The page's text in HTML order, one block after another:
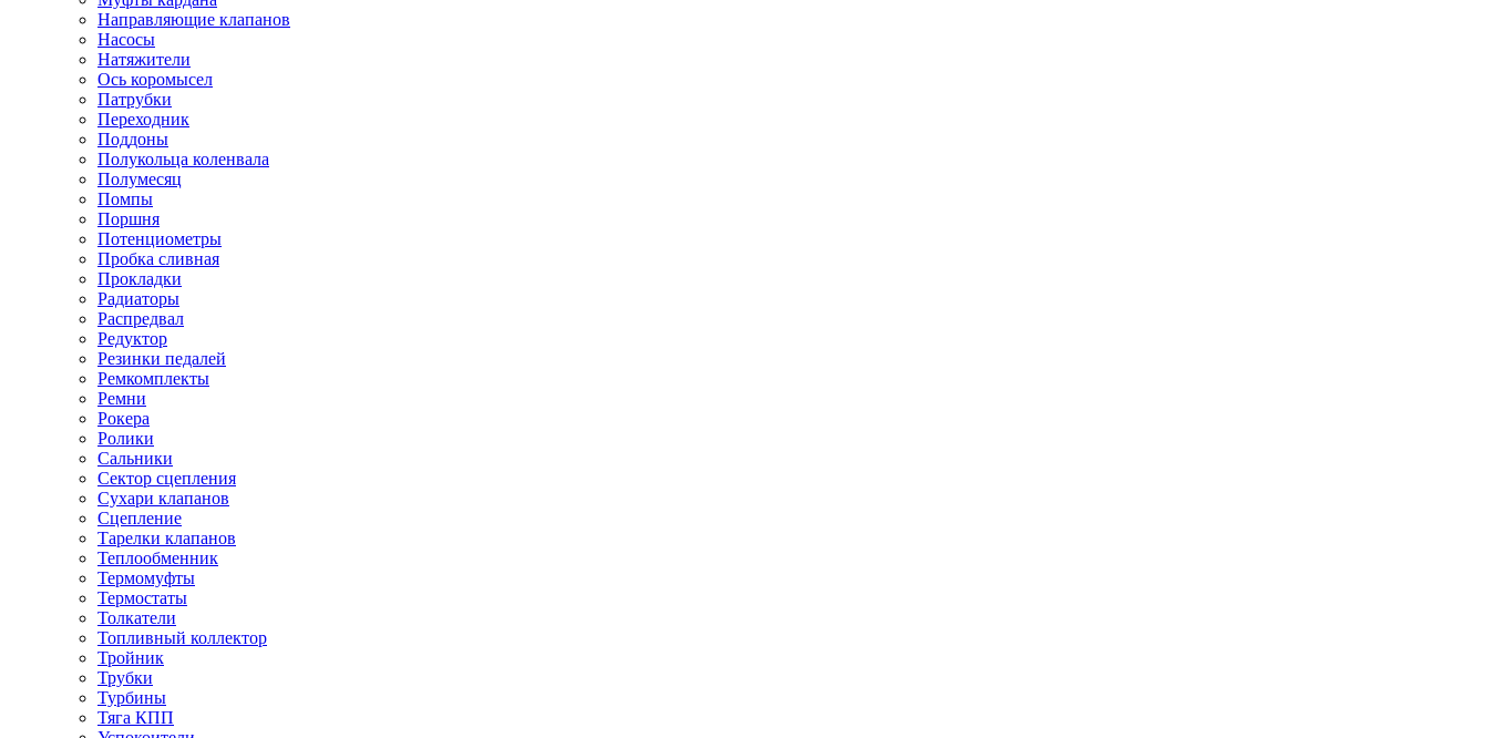
Направляющие клапанов
Насосы
Натяжители
Ось коромысел
Патрубки
Переходник
Поддоны
Полукольца коленвала
Полумесяц
Помпы
Поршня
Потенциометры
Пробка сливная
Прокладки
Радиаторы
Распредвал
Редуктор
Резинки педалей
Ремкомплекты
Ремни
Рокера
Ролики
Сальники
Сектор сцепления
Сухари клапанов
Сцепление
Тарелки клапанов
Теплообменник
Термомуфты
Термостаты
Толкатели
Топливный коллектор
Тройник
Трубки
Турбины
Тяга КПП